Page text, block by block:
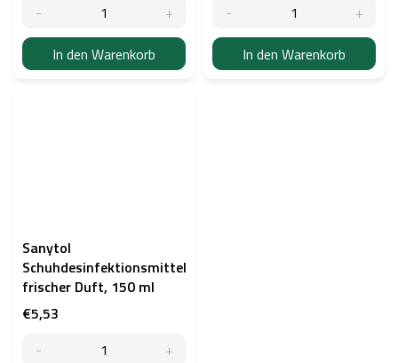
In den Warenkorb In den Warenkorb
Sanytol
Schuhdesinfektionsmittel,
frischer Duft, 150 ml
€5,53